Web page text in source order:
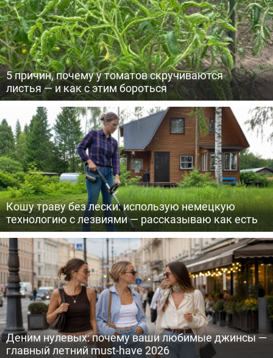
5 причин, почему у томатов скручиваются
листья — и как с этим бороться
Кошу траву без лески: использую немецкую
технологию с лезвиями — рассказываю как есть
Деним нулевых: почему ваши любимые джинсы —
главный летний must-have 2026